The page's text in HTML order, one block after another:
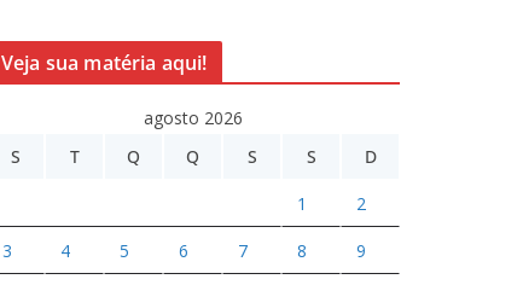
Veja sua matéria aqui!
agosto 2026
S
T Q Q S S D
1 2
3 4 5 6 7 8 9